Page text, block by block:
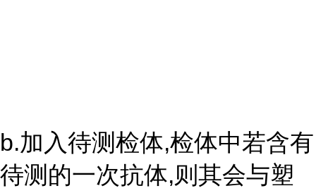
b.加入待测检体,检体中若含有
待测的一次抗体,则其会与塑